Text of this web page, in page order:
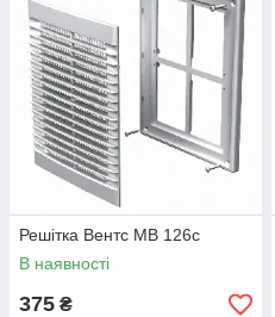
Решітка Вентс МВ 126с
В наявності
375 ₴